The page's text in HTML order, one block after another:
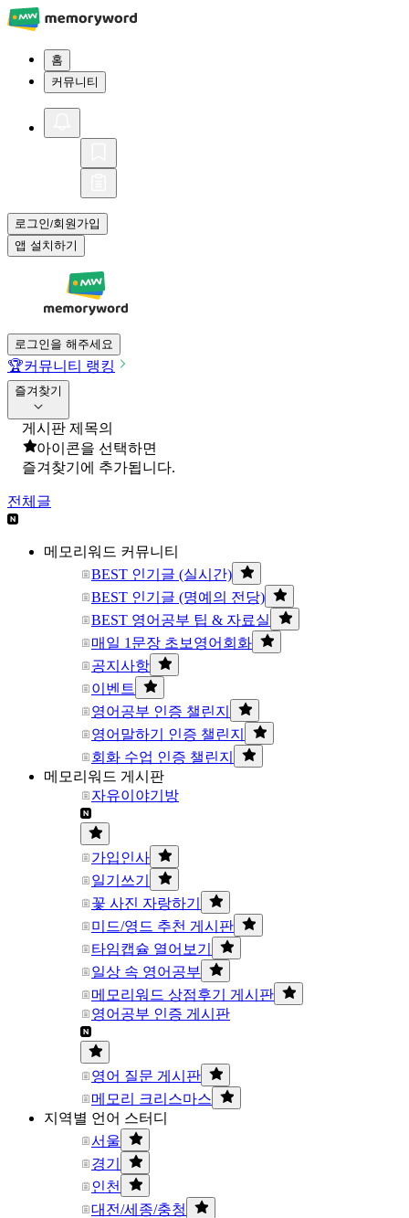
홈
커뮤니티
로그인/회원가입
앱 설치하기
로그인을 해주세요
🏆커뮤니티 랭킹
즐겨찾기
게시판 제목의
아이콘을 선택하면
즐겨찾기에 추가됩니다.
전체글
메모리워드 커뮤니티
BEST 인기글 (실시간)
BEST 인기글 (명예의 전당)
BEST 영어공부 팁 & 자료실
매일 1문장 초보영어회화
공지사항
이벤트
영어공부 인증 챌린지
영어말하기 인증 챌린지
회화 수업 인증 챌린지
메모리워드 게시판
자유이야기방
가입인사
일기쓰기
꽃 사진 자랑하기
미드/영드 추천 게시판
타임캡슐 열어보기
일상 속 영어공부
메모리워드 상점후기 게시판
영어공부 인증 게시판
영어 질문 게시판
메모리 크리스마스
지역별 언어 스터디
서울
경기
인천
대전/세종/충청